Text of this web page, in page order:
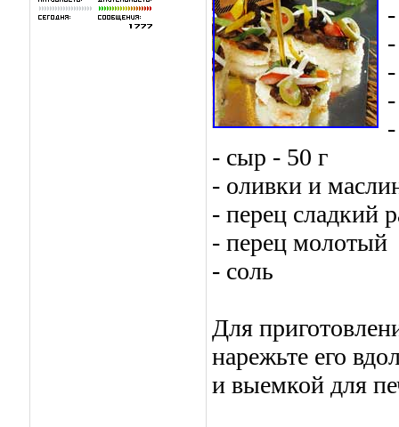
- сыр - 50 г
- оливки и
- перец сладкий
- перец молотый
- соль
Для
нарежьте его
и выемкой для